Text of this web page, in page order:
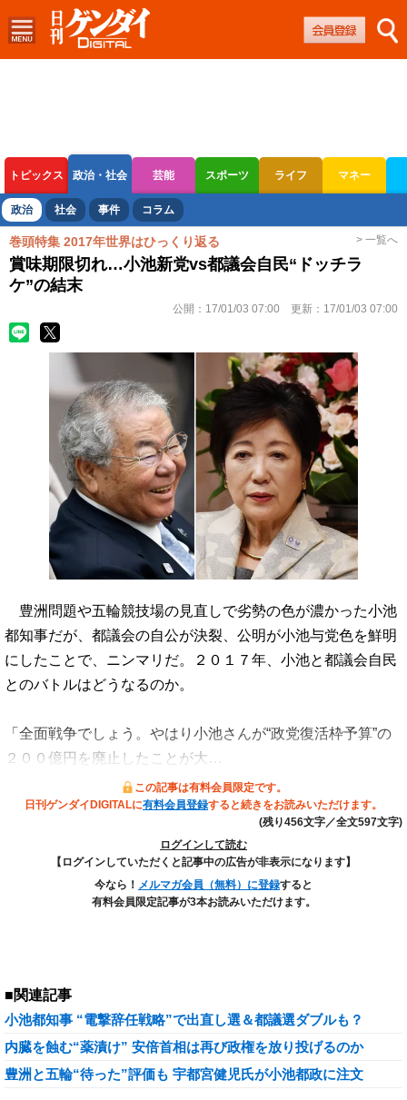
トピックス 政治・社会 芸能 スポーツ ライフ マネー
ボートレース 競輪 オートレース
政治 社会 事件 コラム
巻頭特集 2017年世界はひっくり返る > 一覧へ
賞味期限切れ…小池新党vs都議会自民“ドッチラ
ケ”の結末
公開： 17/01/03 07:00 更新： 17/01/03 07:00
豊洲問題や五輪競技場の見直しで劣勢の色が濃かった小池
都知事だが、都議会の自公が決裂、公明が小池与党色を鮮明
にしたことで、ニンマリだ。２０１７年、小池と都議会自民
とのバトルはどうなるのか。
「全面戦争でしょう。やはり小池さんが“政党復活枠予算”の
２００億円を廃止したことが大…
この記事は有料会員限定です。
日刊ゲンダイDIGITALに有料会員登録すると続きをお読みいただけます。
(残り456文字／全文597文字)
ログインして読む
【ログインしていただくと記事中の広告が非表示になります】
今なら！ メルマガ会員（無料）に登録すると
有料会員限定記事が3本お読みいただけます。
■関連記事
小池都知事 “電撃辞任戦略”で出直し選＆都議選ダブルも？
内臓を蝕む“薬漬け” 安倍首相は再び政権を放り投げるのか
豊洲と五輪“待った”評価も 宇都宮健児氏が小池都政に注文